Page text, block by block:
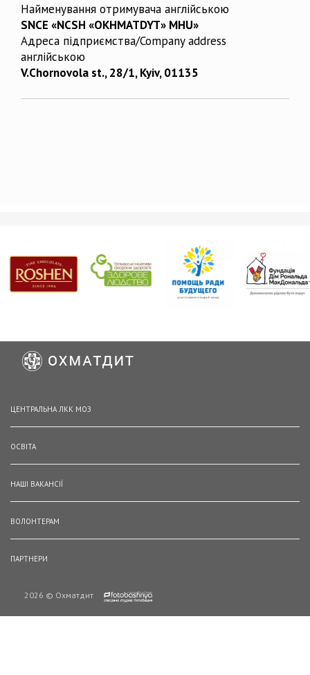
Найменування отримувача англійською
SNCE «NCSH «OKHMATDYT» MHU»
Адреса підприємства/Company address
англійською
V.Chornovola st., 28/1, Kyiv, 01135
ЦЕНТРАЛЬНА ЛКК МОЗ
ОСВІТА
НАШІ ВАКАНСІЇ
ВОЛОНТЕРАМ
ПАРТНЕРИ
2026 © Охматдит